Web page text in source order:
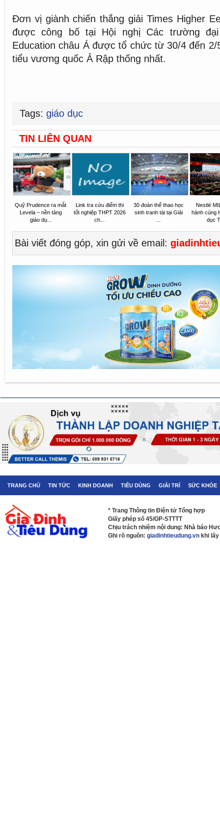
Đơn vị giành chiến thắng giải Times Higher
được công bố tại Hội nghị Các trường đại
Education châu Á được tổ chức từ 30/4 đến 2/
tiểu vương quốc Ả Rập thống nhất.
Tags: giáo dục
TIN LIÊN QUAN
Quỹ Prudence ra mắt
Levela – nền tảng
giáo dụ...
Link tra cứu điểm thi
tốt nghiệp THPT 2026
ch...
30 đoàn thể thao học
sinh tranh tài tại Giải
Nestlé
hành cùng
dục
Bài viết đóng góp, xin gửi về email:
TRANG CHỦ TIN TỨC KINH DOANH TIÊU DÙNG GIẢI TRÍ SỨC KHỎE
* Trang Thông tin Điện tử Tổng hợp
Giấy phép số 45/GP-STTTT
Chịu trách nhiệm nội dung: Nhà báo
Ghi rõ nguồn: giadinhtieudung.vn khi